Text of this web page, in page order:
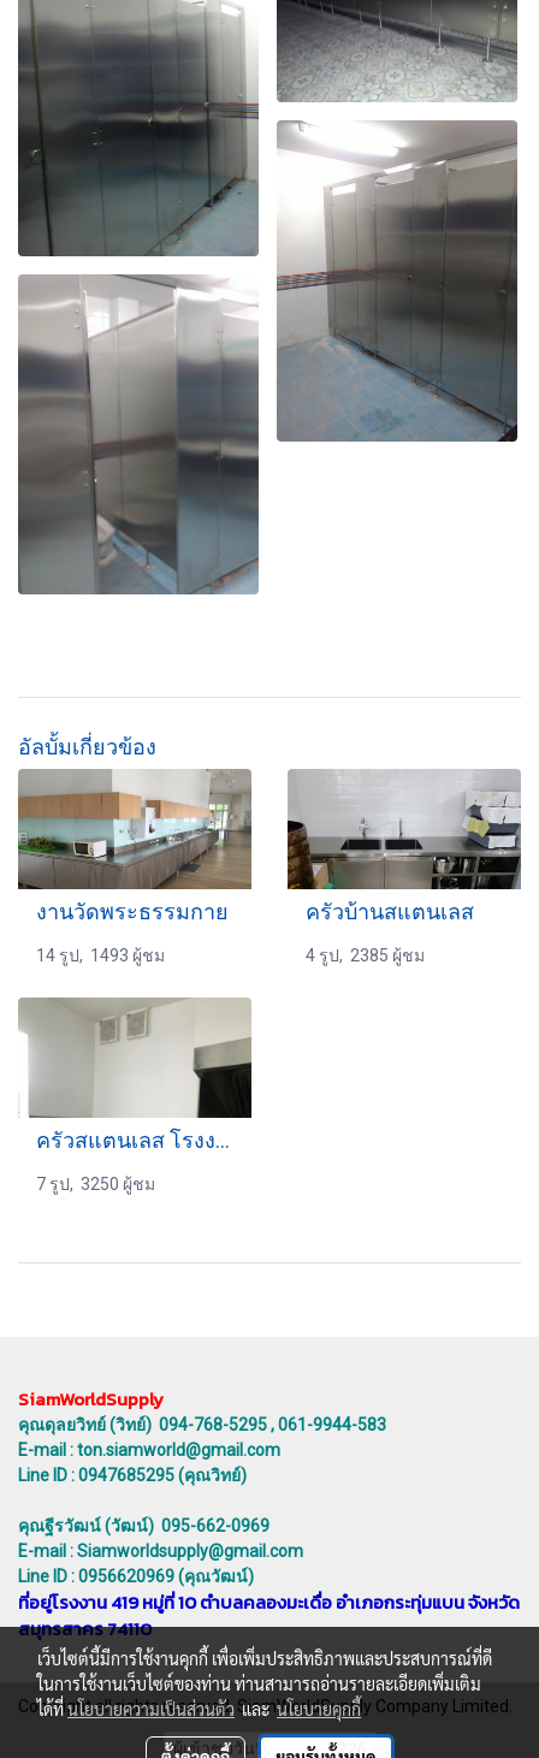
อัลบั้มเกี่ยวข้อง
งานวัดพระธรรมกาย
14 รูป, 1493 ผู้ชม
ครัวบ้านสแตนเลส
4 รูป, 2385 ผู้ชม
ครัวสแตนเลส โรงงานอุตสาหกรรม
7 รูป, 3250 ผู้ชม
SiamWorldSupply
คุณดุลยวิทย์ (วิทย์) 094-768-5295 , 061-9944-583
E-mail : ton.siamworld@gmail.com
Line ID : 0947685295 (คุณวิทย์)
คุณฐีรวัฒน์ (วัฒน์) 095-662-0969
E-mail : Siamworldsupply@gmail.com
Line ID : 0956620969 (คุณวัฒน์)
ที่อยู่โรงงาน 419 หมู่ที่ 10 ตำบลคลองมะเดื่อ อำเภอกระทุ่มแบน จังหวัด
สมุทรสาคร 74110
Copyright all rights reserved. SiamWorldSupply Company Limited.
ผู้เข้าชมวันนี้ 226
เว็บไซต์นี้มีการใช้งานคุกกี้ เพื่อเพิ่มประสิทธิภาพและประสบการณ์ที่ดี
ในการใช้งานเว็บไซต์ของท่าน ท่านสามารถอ่านรายละเอียดเพิ่มเติม
ได้ที่นโยบายความเป็นส่วนตัวและนโยบายคุกกี้